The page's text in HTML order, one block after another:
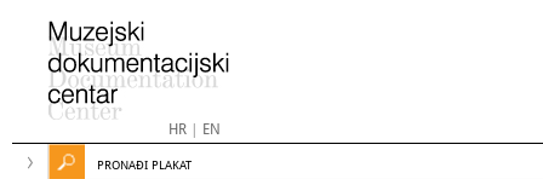
HR| EN
PRONAĐI PLAKAT